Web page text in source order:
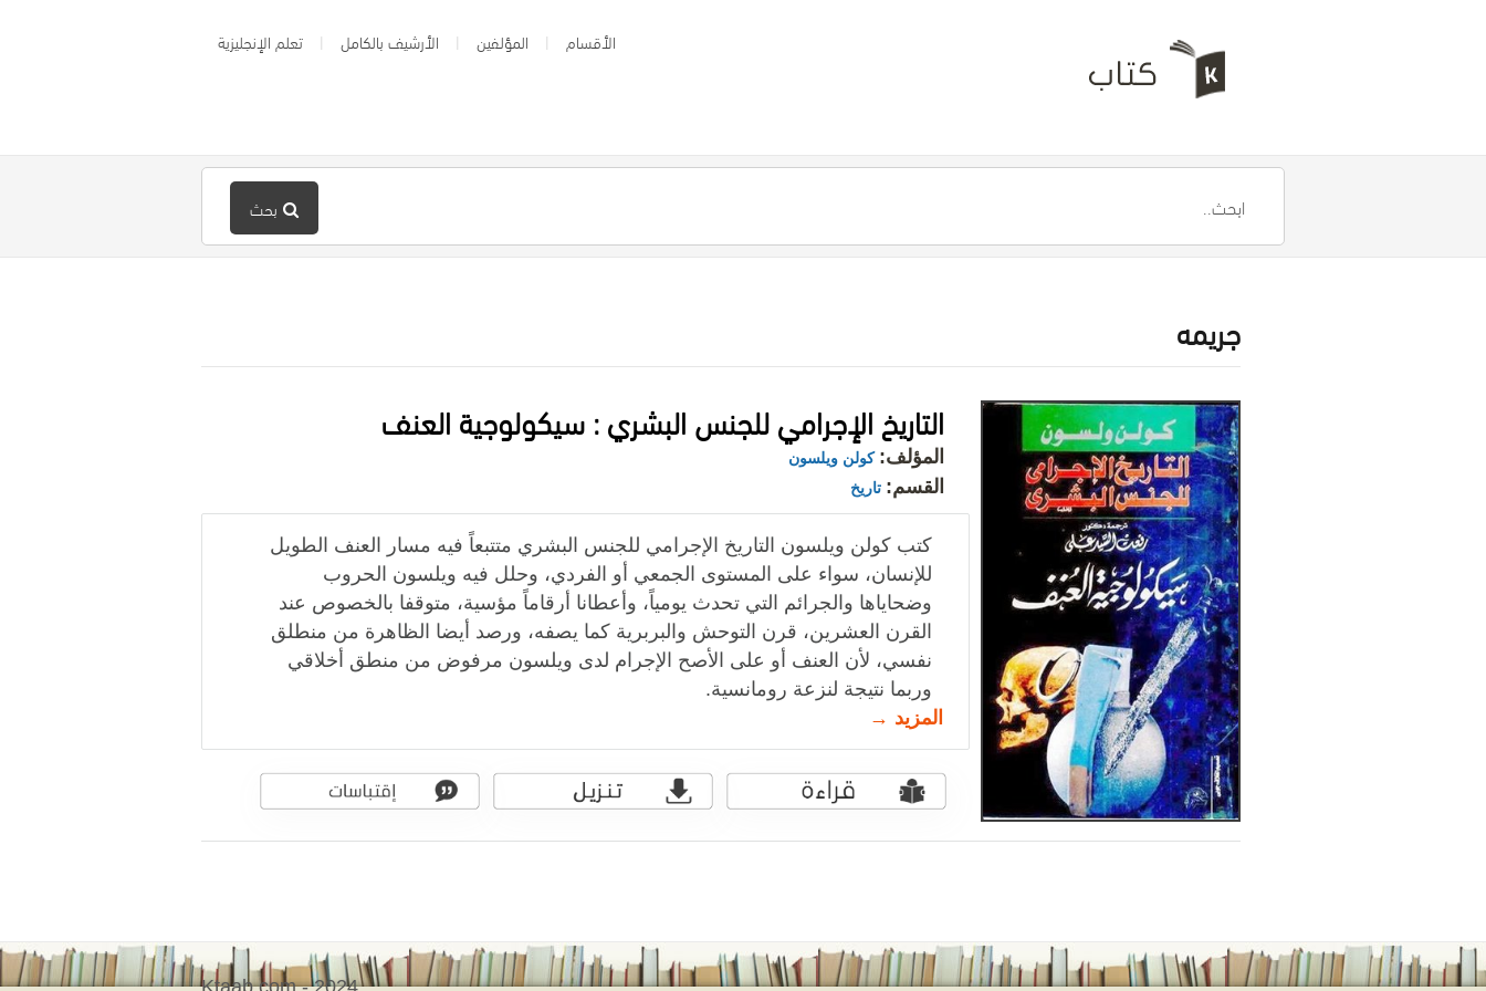
الأقسام المؤلفين الأرشيف بالكامل تعلم الإنجليزية
بحث
جريمه
التاريخ الإجرامي للجنس البشري : سيكولوجية العنف
المؤلف: كولن ويلسون
القسم: تاريخ
كتب كولن ويلسون التاريخ الإجرامي للجنس البشري متتبعاً فيه مسار العنف الطويل
للإنسان، سواء على المستوى الجمعي أو الفردي، وحلل فيه ويلسون الحروب
وضحاياها والجرائم التي تحدث يومياً، وأعطانا أرقاماً مؤسية، متوقفا بالخصوص عند
القرن العشرين، قرن التوحش والبربرية كما يصفه، ورصد أيضا الظاهرة من منطلق
نفسي، لأن العنف أو على الأصح الإجرام لدى ويلسون مرفوض من منطق أخلاقي
وربما نتيجة لنزعة رومانسية.
المزيد →